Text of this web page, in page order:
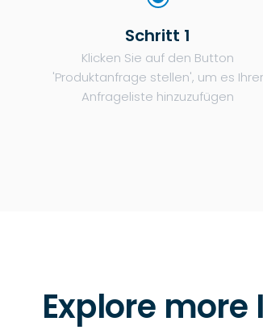
Schritt 1
Klicken Sie auf den Button
'Produktanfrage stellen', um es Ihrer
Anfrageliste hinzuzufügen
Explore